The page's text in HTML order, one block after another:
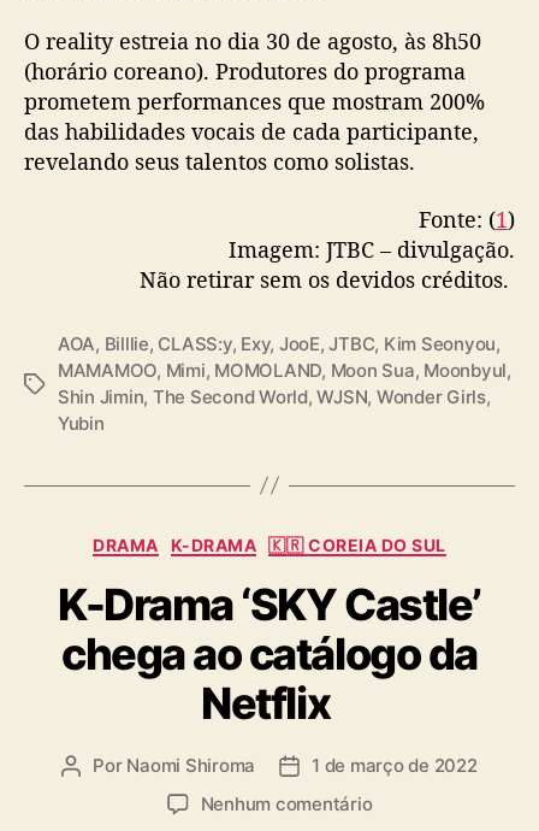
O reality estreia no dia 30 de agosto, às 8h50
(horário coreano). Produtores do programa
prometem performances que mostram 200%
das habilidades vocais de cada participante,
revelando seus talentos como solistas.
Fonte: (1)
Imagem: JTBC – divulgação.
Não retirar sem os devidos créditos.
T
AOA, Billlie, CLASS:y, Exy, JooE,JTBC, Kim Seonyou,
MAMAMOO, Mimi, MOMOLAND, Moon Sua, Moonbyul,
Shin Jimin, The Second World,WJSN, Wonder Girls,
Yubin
C
t
e
g
o
r
i
DRAMA K-DRAMA 🇰🇷 COREIA DO SUL
K-Drama ‘SKY Castle’
chega ao catálogo da
Netflix
A Por Naomi Shiroma
D 1 de março de 2022
Nenhum comentárioe